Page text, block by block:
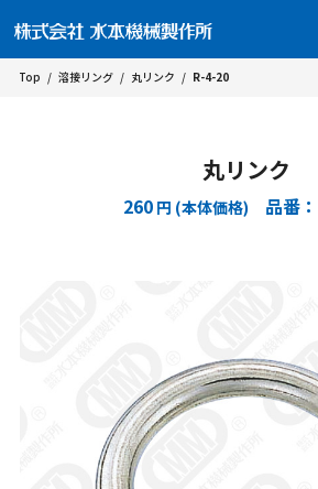
Top / 溶接リング / 丸リンク / R-4-20
丸リンク
260 円 (本体価格) 品番